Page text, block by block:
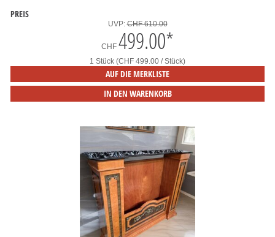
PREIS
UVP:CHF 610.00
CHF 499.00*
1 Stück (CHF 499.00 / Stück)
AUF DIE MERKLISTE
IN DEN WARENKORB